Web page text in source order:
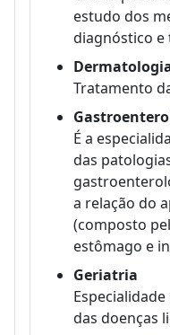
estudo dos
diagnóstico
Tratamento
É a
das
a relação do
(composto
estômago e
Geriatria
das doenças